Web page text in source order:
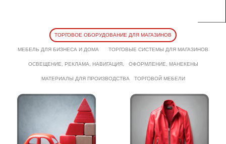
ДЛЯ ДЕТСКИХ МАГАЗИНОВ ДЛЯ МАГАЗИНОВ ОДЕЖДЫ